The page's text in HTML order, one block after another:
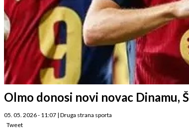
Olmo donosi novi novac
05. 05. 2026 - 11:07 | Druga strana sporta
Tweet